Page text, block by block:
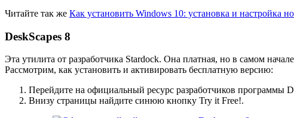
Читайте так же Как установить Windows 10: установка и настройка
DeskScapes 8
Эта утилита от разработчика Stardock. Она платная, но в самом
Рассмотрим, как установить и активировать бесплатную версию:
Перейдите на официальный ресурс разработчиков программы
Внизу страницы найдите синюю кнопку Try it Free!.